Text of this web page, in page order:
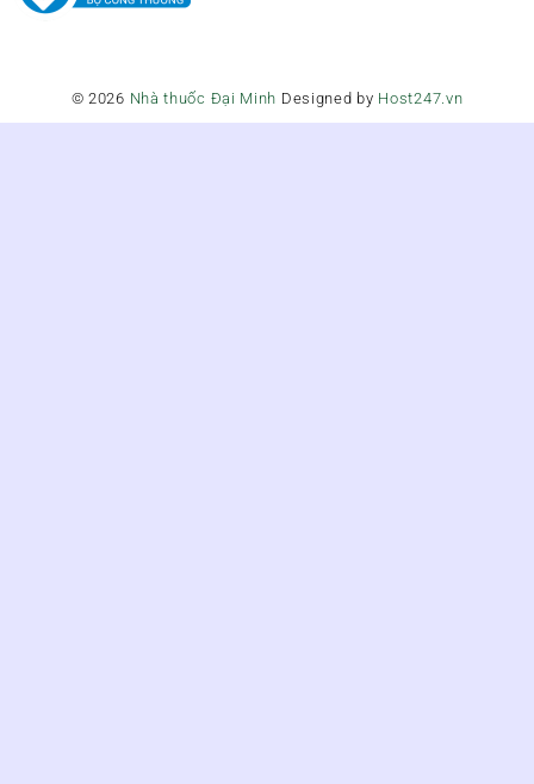
© 2026 Nhà thuốc Đại Minh Designed by Host247.vn